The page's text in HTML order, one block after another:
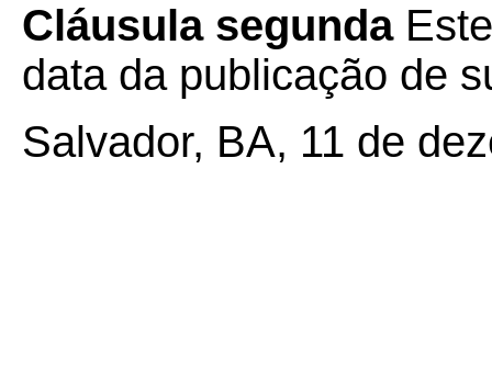
Cláusula segunda
data da publicação de
Salvador, BA, 11 de